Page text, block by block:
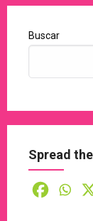
Buscar
Spread